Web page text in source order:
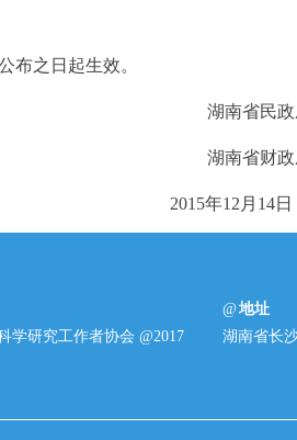
日起生效。
湖南省民
湖南省财
2015年12 月 14日
学研究工作者协会 @2017
地址
湖南省长